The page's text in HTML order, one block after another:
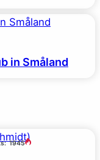
in Småland
1945